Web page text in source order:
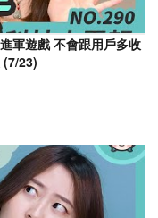
軍遊戲 不會跟用戶多收
(7/23)